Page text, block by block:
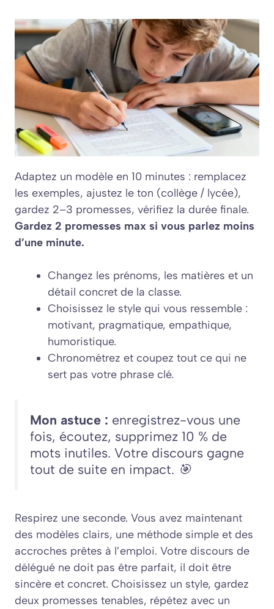
Adaptez un modèle en 10 minutes : remplacez
les exemples, ajustez le ton (collège / lycée),
gardez 2–3 promesses, vérifiez la durée finale.
Gardez 2 promesses max si vous parlez moins
d’une minute.
Changez les prénoms, les matières et un
détail concret de la classe.
Choisissez le style qui vous ressemble :
motivant, pragmatique, empathique,
humoristique.
Chronométrez et coupez tout ce qui ne
sert pas votre phrase clé.
Mon astuce : enregistrez-vous une
fois, écoutez, supprimez 10 % de
mots inutiles. Votre discours gagne
tout de suite en impact. 🎯
Respirez une seconde. Vous avez maintenant
des modèles clairs, une méthode simple et des
accroches prêtes à l’emploi. Votre discours de
délégué ne doit pas être parfait, il doit être
sincère et concret. Choisissez un style, gardez
deux promesses tenables, répétez avec un